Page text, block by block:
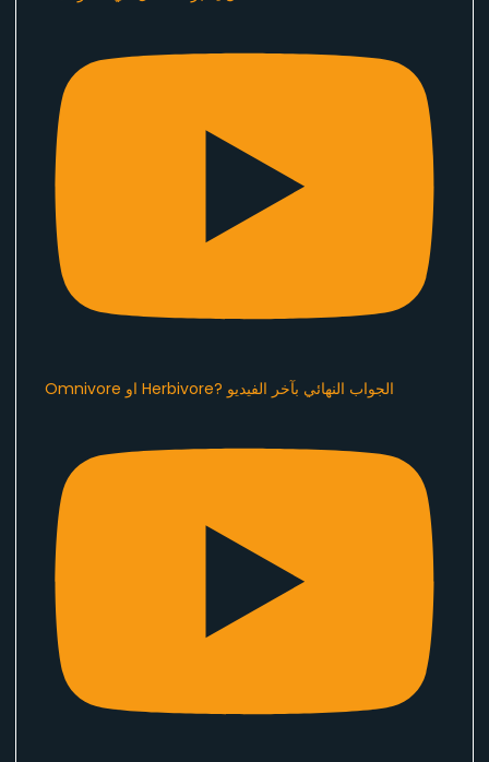
Omnivore او Herbivore? الجواب النهائي بآخر الفيديو